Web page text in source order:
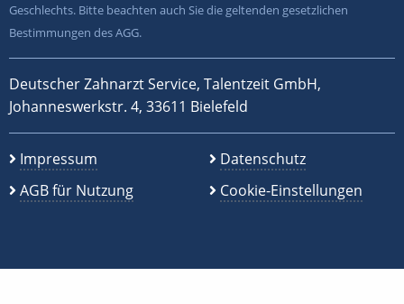
Geschlechts. Bitte beachten auch Sie die geltenden gesetzlichen
Bestimmungen des AGG.
Deutscher Zahnarzt Service, Talentzeit GmbH,
Johanneswerkstr. 4, 33611 Bielefeld
Impressum
AGB für Nutzung
Datenschutz
Cookie-Einstellungen